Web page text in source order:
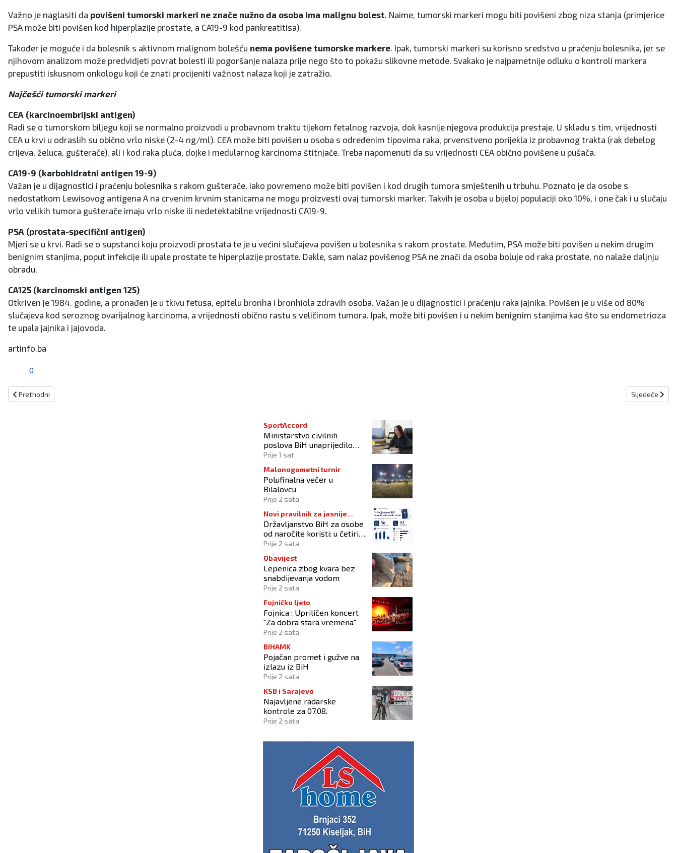
​Važno je naglasiti da povišeni tumorski markeri ne znače nužno da osoba ima malignu bolest. Naime, tumorski markeri mogu biti povišeni zbog niza stanja (primjerice
PSA može biti povišen kod hiperplazije prostate, a CA19-9 kod pankreatitisa).
Također je moguće i da bolesnik s aktivnom malignom bolešću nema povišene tumorske markere. Ipak, tumorski markeri su korisno sredstvo u praćenju bolesnika, jer se
njihovom analizom može predvidjeti povrat bolesti ili pogoršanje nalaza prije nego što to pokažu slikovne metode. Svakako je najpametnije odluku o kontroli markera
prepustiti iskusnom onkologu koji će znati procijeniti važnost nalaza koji je zatražio.
​Najčešći tumorski markeri
CEA (karcinoembrijski antigen)
Radi se o tumorskom biljegu koji se normalno proizvodi u probavnom traktu tijekom fetalnog razvoja, dok kasnije njegova produkcija prestaje. U skladu s tim, vrijednosti
CEA u krvi u odraslih su obično vrlo niske (2-4 ng/ml). CEA može biti povišen u osoba s određenim tipovima raka, prvenstveno porijekla iz probavnog trakta (rak debelog
crijeva, želuca, gušterače), ali i kod raka pluća, dojke i medularnog karcinoma štitnjače. Treba napomenuti da su vrijednosti CEA obično povišene u pušača.
CA19-9 (karbohidratni antigen 19-9)
Važan je u dijagnostici i praćenju bolesnika s rakom gušterače, iako povremeno može biti povišen i kod drugih tumora smještenih u trbuhu. Poznato je da osobe s
nedostatkom Lewisovog antigena A na crvenim krvnim stanicama ne mogu proizvesti ovaj tumorski marker. Takvih je osoba u bijeloj populaciji oko 10%, i one čak i u slučaju
vrlo velikih tumora gušterače imaju vrlo niske ili nedetektabilne vrijednosti CA19-9.
PSA (prostata-specifični antigen)
Mjeri se u krvi. Radi se o supstanci koju proizvodi prostata te je u većini slučajeva povišen u bolesnika s rakom prostate. Međutim, PSA može biti povišen u nekim drugim
benignim stanjima, poput infekcije ili upale prostate te hiperplazije prostate. Dakle, sam nalaz povišenog PSA ne znači da osoba boluje od raka prostate, no nalaže daljnju
obradu.
CA125 (karcinomski antigen 125)
Otkriven je 1984. godine, a pronađen je u tkivu fetusa, epitelu bronha i bronhiola zdravih osoba. Važan je u dijagnostici i praćenju raka jajnika. Povišen je u više od 80%
slučajeva kod seroznog ovarijalnog karcinoma, a vrijednosti obično rastu s veličinom tumora. Ipak, može biti povišen i u nekim benignim stanjima kao što su endometrioza
te upala jajnika i jajovoda.
artinfo.ba
0
Prethodni članak: Najavljene radarske kontrole za 15.11.2024.
Prethodni Sljedeći
Sljedeće
SportAccord
Ministarstvo civilnih
poslova BiH unaprijedilo
sustav registracije sportskih
Prije 1 sat
Malonogometni turnir
Polufinalna večer u
Bilalovcu
Prije 2 sata
Novi pravilnik za jasnije
procedure
Državljanstvo BiH za osobe
od naročite koristi: u četiri
godine odobrena 43
Prije 2 sata
Obavijest
Lepenica zbog kvara bez
snabdijevanja vodom
Prije 2 sata
Fojničko ljeto
Fojnica : Upriličen koncert
"Za dobra stara vremena"
Prije 2 sata
BIHAMK
Pojačan promet i gužve na
izlazu iz BiH
Prije 2 sata
KSB i Sarajevo
Najavljene radarske
kontrole za 07.08.
Prije 2 sata